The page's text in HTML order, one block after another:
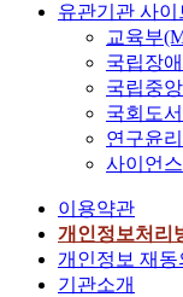
유관기관 사이
교육부
국립장
국립중
국회도
연구윤
사이언
이용약관
개인정보처리
개인정보 재동
기관소개